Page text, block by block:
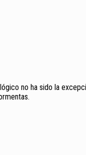
no ha sido la